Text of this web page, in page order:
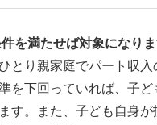
を満たせば対象になりま
とり親家庭でパート収
を下回っていれば、子ど
す。また、子ども自身